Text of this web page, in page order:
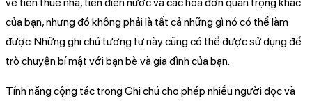
của bạn, nhưng đó không phải là tất cả những gì nó có thể làm
được. Những ghi chú tương tự này cũng có thể được sử dụng để
trò chuyện bí mật với bạn bè và gia đình của bạn.
Tính năng cộng tác trong Ghi chú cho phép nhiều người đọc và